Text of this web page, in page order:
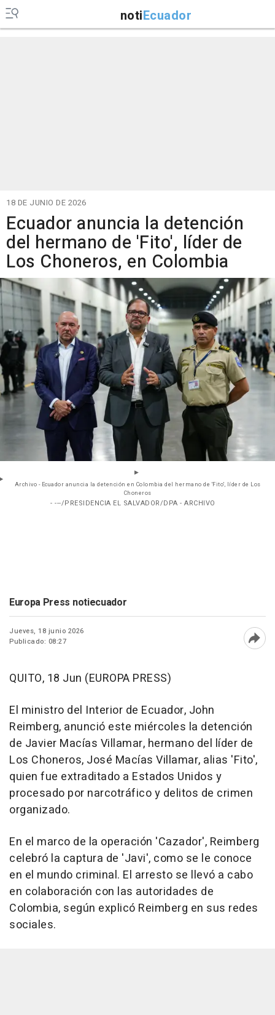
notiEcuador
18 DE JUNIO DE 2026
Ecuador anuncia la detención
del hermano de 'Fito', líder de
Los Choneros, en Colombia
Archivo - Ecuador anuncia la detención en Colombia del hermano de 'Fito', líder de Los
Choneros
- ---/PRESIDENCIA EL SALVADOR/DPA - ARCHIVO
Europa Press notiecuador
Jueves, 18 junio 2026
Publicado: 08:27
QUITO, 18 Jun (EUROPA PRESS)
El ministro del Interior de Ecuador, John
Reimberg, anunció este miércoles la detención
de Javier Macías Villamar, hermano del líder de
Los Choneros, José Macías Villamar, alias 'Fito',
quien fue extraditado a Estados Unidos y
procesado por narcotráfico y delitos de crimen
organizado.
En el marco de la operación 'Cazador', Reimberg
celebró la captura de 'Javi', como se le conoce
en el mundo criminal. El arresto se llevó a cabo
en colaboración con las autoridades de
Colombia, según explicó Reimberg en sus redes
sociales.